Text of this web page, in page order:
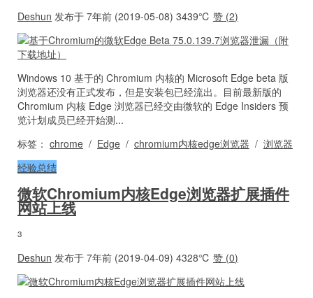
Deshun 发布于 7年前 (2019-05-08) 3439℃ 赞 (2)
Windows 10 基于的 Chromium 内核的 Microsoft Edge beta 版
浏览器还没有正式发布，但是安装包已经流出。目前最新版的
Chromium 内核 Edge 浏览器已经交由微软的 Edge Insiders 预
览计划成员已经开始测...
标签： chrome / Edge / chromium内核edge浏览器 / 浏览器
经验总结
微软Chromium内核Edge浏览器扩展插件
网站上线
3
Deshun 发布于 7年前 (2019-04-09) 4328℃ 赞 (0)